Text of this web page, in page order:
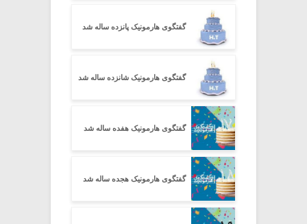
گفتگوی هارمونیک پانزده ساله شد
گفتگوی هارمونیک شانزده ساله شد
گفتگوی هارمونیک هفده ساله شد
گفتگوی هارمونیک هجده ساله شد